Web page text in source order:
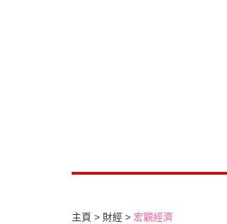
主頁 財經 宏觀經濟